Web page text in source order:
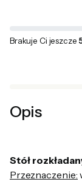
Brakuje Ci jeszcze
Opis
Stół
Przeznaczenie: